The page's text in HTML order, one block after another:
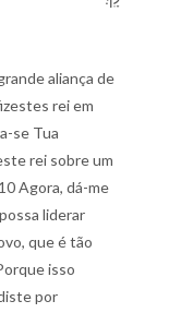
aliança de
rei em
se Tua
rei sobre um
Agora, dá-me
liderar
que é tão
isso
por